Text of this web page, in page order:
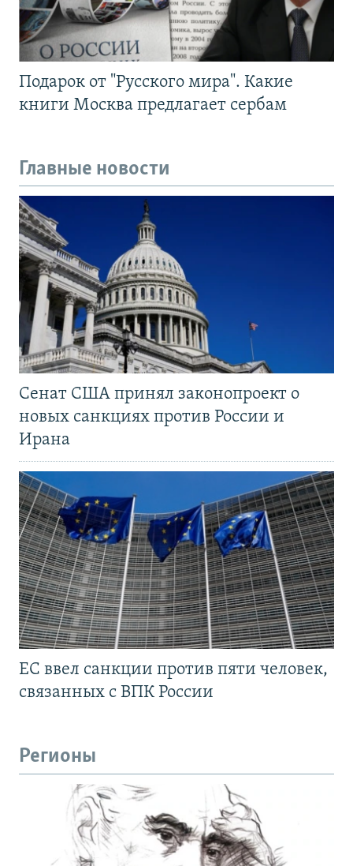
Подарок от "Русского мира". Какие
книги Москва предлагает сербам
Главные новости
Сенат США принял законопроект о
новых санкциях против России и
Ирана
ЕС ввел санкции против пяти человек,
связанных с ВПК России
Регионы